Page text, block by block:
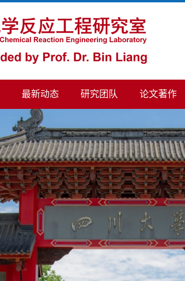
最新动态 研究团队 论文著作